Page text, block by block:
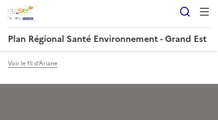
Plan Régional Santé Environnement - Grand Est
Voir le fil d'Ariane